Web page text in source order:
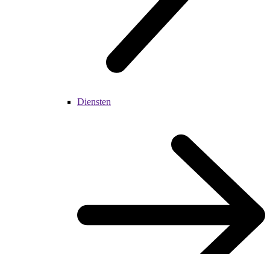
Diensten